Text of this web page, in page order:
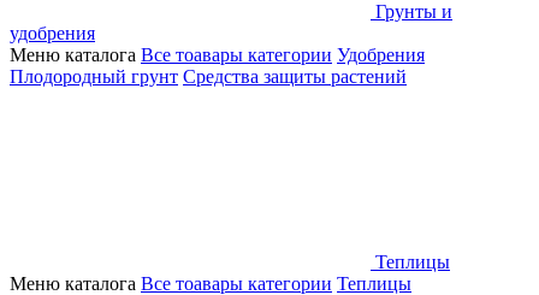
Грунты и
удобрения
Меню каталога Все тоавары категории Удобрения
Плодородный грунт Средства защиты растений
Теплицы
Меню каталога Все тоавары категории Теплицы